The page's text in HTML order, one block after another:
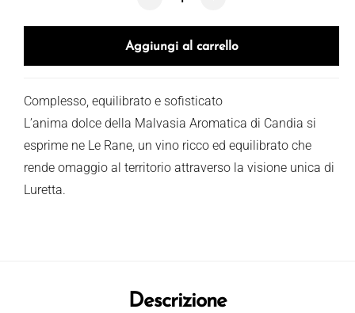
Aggiungi al carrello
Complesso, equilibrato e sofisticato
L’anima dolce della Malvasia Aromatica di Candia si
esprime ne Le Rane, un vino ricco ed equilibrato che
rende omaggio al territorio attraverso la visione unica di
Luretta.
Descrizione